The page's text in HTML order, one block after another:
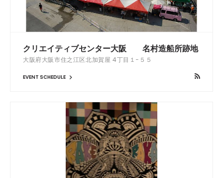
クリエイティブセンター大阪 名村造船所跡地
大阪府大阪市住之江区北加賀屋 4丁目１−５５
EVENT SCHEDULE